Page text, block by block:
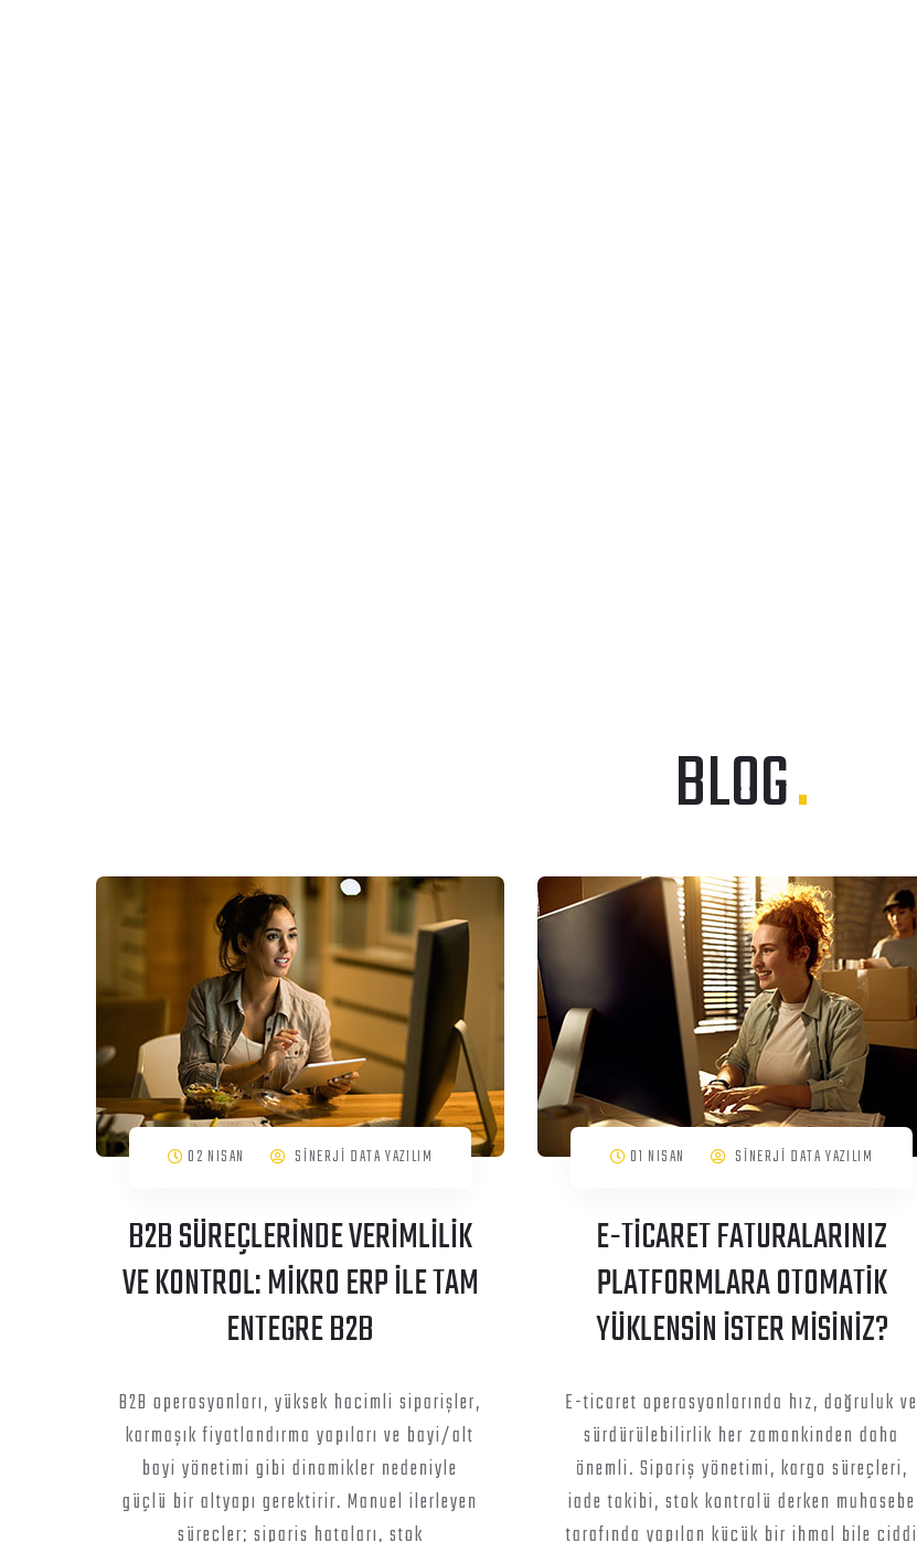
BLOG.
02 NISAN SİNERJİ DATA YAZILIM
B2B SÜREÇLERİNDE VERİMLİLİK
VE KONTROL: MİKRO ERP İLE TAM
ENTEGRE B2B
B2B operasyonları, yüksek hacimli siparişler,
karmaşık fiyatlandırma yapıları ve bayi/alt
bayi yönetimi gibi dinamikler nedeniyle
güçlü bir altyapı gerektirir. Manuel ilerleyen
01 NISAN SİNERJİ DATA YAZILIM
E-TİCARET FATURALARINIZ
PLATFORMLARA OTOMATİK
YÜKLENSİN İSTER MİSİNİZ?
E-ticaret operasyonlarında hız, doğruluk ve
sürdürülebilirlik her zamankinden daha
önemli. Sipariş yönetimi, kargo süreçleri,
iade takibi, stok kontrolü derken muhasebe